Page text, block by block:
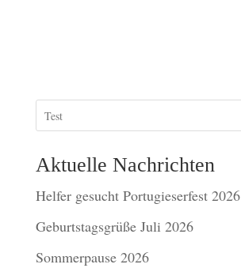
Aktuelle Nachrichten
Helfer gesucht Portugieserfest 2026
Geburtstagsgrüße Juli 2026
Sommerpause 2026